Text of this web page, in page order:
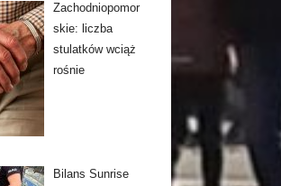
Zachodniopomor
skie: liczba
stulatków wciąż
rośnie
Bilans Sunrise